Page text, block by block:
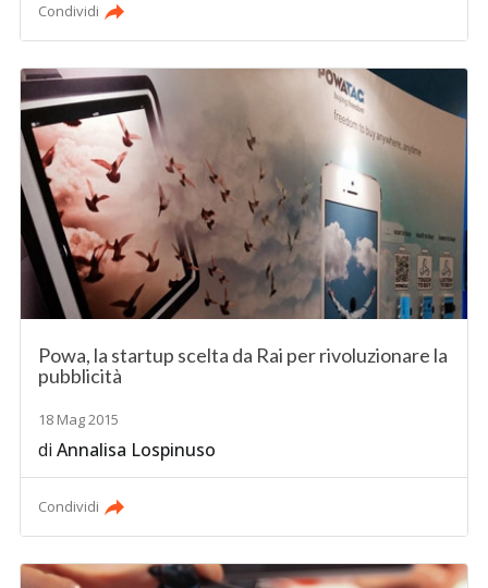
Condividi
Powa, la startup scelta da Rai per rivoluzionare la
pubblicità
18 Mag 2015
diAnnalisa Lospinuso
Condividi